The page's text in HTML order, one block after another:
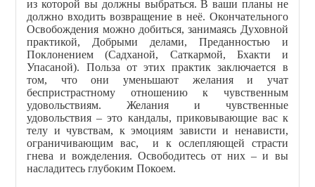
из которой вы должны выбраться. В ваши планы не
должно входить возвращение в неё. Окончательного
Освобождения можно добиться, занимаясь Духовной
практикой, Добрыми делами, Преданностью и
Поклонением (Садханой, Саткармой, Бхакти и
Упасаной). Польза от этих практик заключается в
том, что они уменьшают желания и учат
беспристрастному отношению к чувственным
удовольствиям. Желания и чувственные
удовольствия – это кандалы, приковывающие вас к
телу и чувствам, к эмоциям зависти и ненависти,
ограничивающим вас, и к ослепляющей страсти
гнева и вожделения. Освободитесь от них – и вы
насладитесь глубоким Покоем.